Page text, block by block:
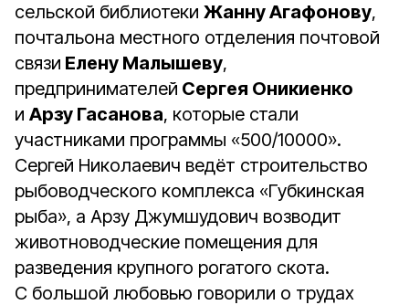
сельской библиотеки Жанну Агафонову,
почтальона местного отделения почтовой
связи Елену Малышеву,
предпринимателей Сергея Оникиенко
и Арзу Гасанова, которые стали
участниками программы «500/10000».
Сергей Николаевич ведёт строительство
рыбоводческого комплекса «Губкинская
рыба», а Арзу Джумшудович возводит
животноводческие помещения для
разведения крупного рогатого скота.
С большой любовью говорили о трудах